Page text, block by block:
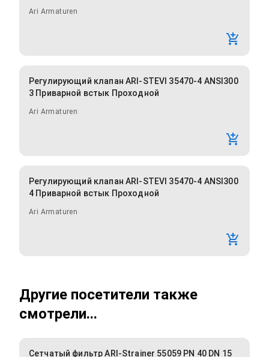
Ari Armaturen
Регулирующий клапан ARI-STEVI 35470-4 ANSI300
3 Приварной встык Проходной
Ari Armaturen
Регулирующий клапан ARI-STEVI 35470-4 ANSI300
4 Приварной встык Проходной
Ari Armaturen
Другие посетители также
смотрели...
Сетчатый фильтр ARI-Strainer 55059 PN 40 DN 15